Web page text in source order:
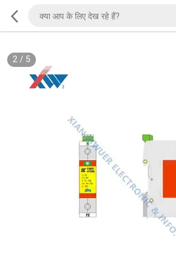
2/ 5